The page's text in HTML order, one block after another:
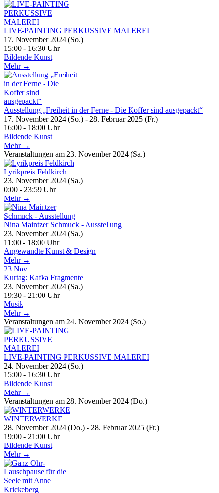
LIVE-PAINTING PERKUSSIVE MALEREI
17. November 2024 (So.)
15:00 - 16:30 Uhr
Bildende Kunst
Mehr →
Ausstellung „Freiheit in der Ferne - Die Koffer sind ausgepackt“
17. November 2024 (So.) - 28. Februar 2025 (Fr.)
16:00 - 18:00 Uhr
Bildende Kunst
Mehr →
Veranstaltungen am 23. November 2024 (Sa.)
Lyrikpreis Feldkirch
23. November 2024 (Sa.)
0:00 - 23:59 Uhr
Mehr →
Nina Maintzer Schmuck - Ausstellung
23. November 2024 (Sa.)
11:00 - 18:00 Uhr
Angewandte Kunst & Design
Mehr →
23 Nov.
Kurtag: Kafka Fragmente
23. November 2024 (Sa.)
19:30 - 21:00 Uhr
Musik
Mehr →
Veranstaltungen am 24. November 2024 (So.)
LIVE-PAINTING PERKUSSIVE MALEREI
24. November 2024 (So.)
15:00 - 16:30 Uhr
Bildende Kunst
Mehr →
Veranstaltungen am 28. November 2024 (Do.)
WINTERWERKE
28. November 2024 (Do.) - 28. Februar 2025 (Fr.)
19:00 - 21:00 Uhr
Bildende Kunst
Mehr →